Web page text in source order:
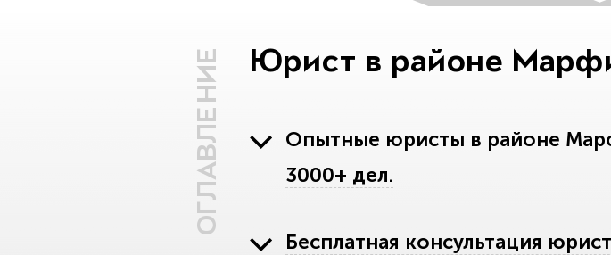
ОГЛАВЛЕНИЕ Юрист в районе
Опытные юристы в районе
3000+ дел.
Бесплатная консультация